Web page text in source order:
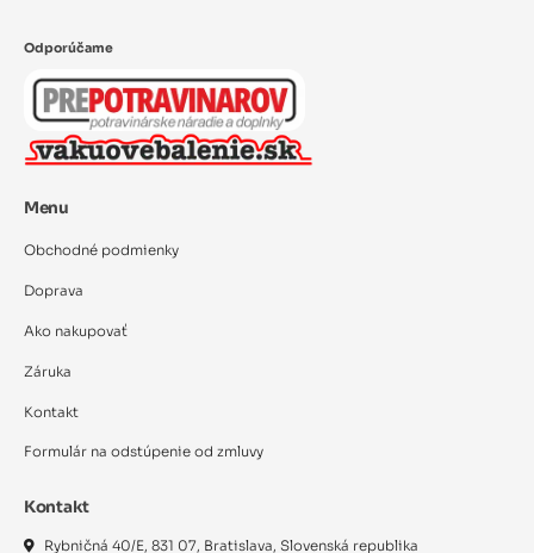
Odporúčame
Menu
Obchodné podmienky
Doprava
Ako nakupovať
Záruka
Kontakt
Formulár na odstúpenie od zmluvy
Kontakt
Rybničná 40/E, 831 07, Bratislava, Slovenská republika